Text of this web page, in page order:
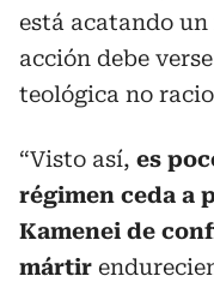
está acatando
acción debe
teológica no
“Visto así, es
régimen ceda a
Kamenei de
mártir